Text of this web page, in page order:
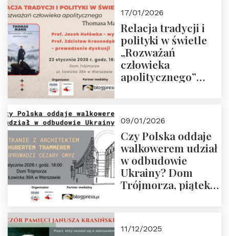
17/01/2026
Relacja tradycji i
polityki w świetle
„Rozważań
człowieka
apolitycznego”
godz. 18:00.
Zapraszamy!
09/01/2026
Czy Polska oddaje
walkowerem udział
w odbudowie
Ukrainy? Dom
Trójmorza, piątek
11/12/2025